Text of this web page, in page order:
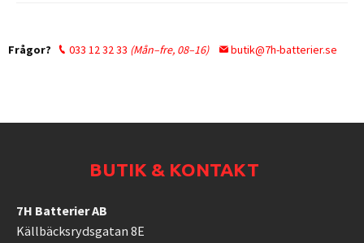
Frågor? 033 12 32 33 (Mån–fre, 08–16) butik@7h-batterier.se
BUTIK & KONTAKT
7H Batterier AB
Källbäcksrydsgatan 8E